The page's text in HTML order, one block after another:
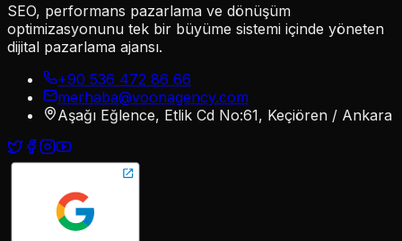
SEO, performans pazarlama ve dönüşüm
optimizasyonunu tek bir büyüme sistemi içinde yöneten
dijital pazarlama ajansı.
+90 536 472 86 66
merhaba@voonagency.com
Aşağı Eğlence, Etlik Cd No:61, Keçiören / Ankara